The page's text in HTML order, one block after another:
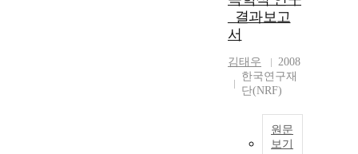
_결과보고
서
김태우
2008
한국연구재
단(NRF)
원문
보기